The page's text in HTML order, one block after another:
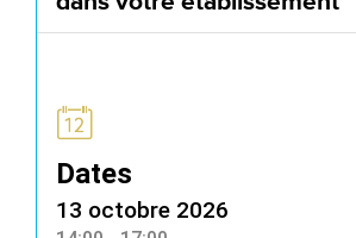
Dates
13 octobre 2026